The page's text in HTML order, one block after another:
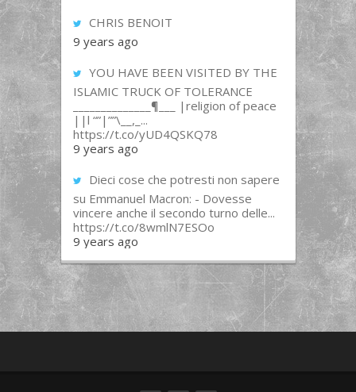
CHRIS BENOIT
9 years ago
YOU HAVE BEEN VISITED BY THE
ISLAMIC TRUCK OF TOLERANCE
______________¶___ |religion of peace
||l “”|””\__,_...
https://t.co/yUD4QSKQ78
9 years ago
Dieci cose che potresti non sapere
su Emmanuel Macron: - Dovesse
vincere anche il secondo turno delle...
https://t.co/8wmlN7ESOo
9 years ago